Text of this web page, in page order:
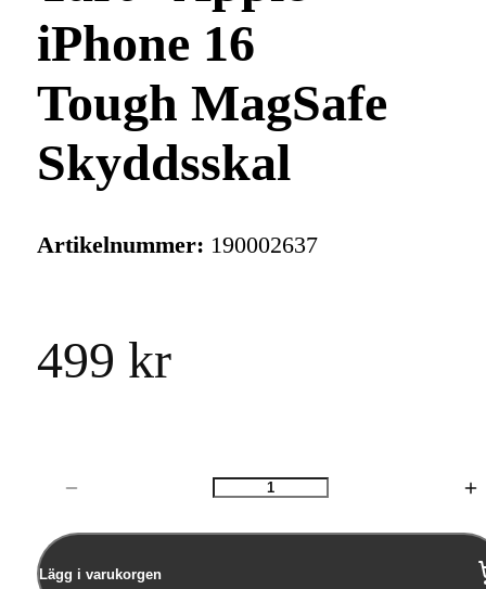
iPhone 16
Tough MagSafe
Skyddsskal
Artikelnummer: 190002637
499 kr
Antal
Lägg i varukorgen